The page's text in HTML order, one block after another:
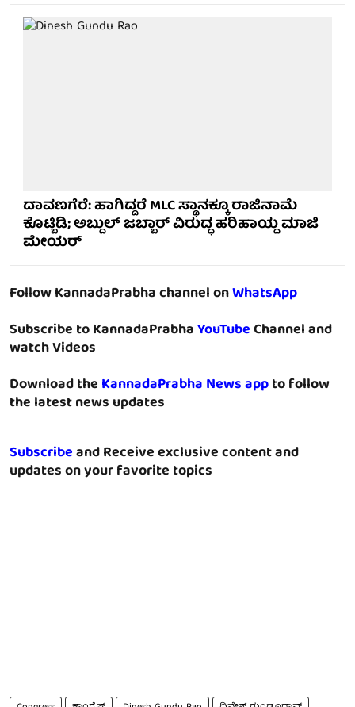
ದಾವಣಗೆರೆ: ಹಾಗಿದ್ದರೆ MLC ಸ್ಥಾನಕ್ಕೂ ರಾಜಿನಾಮೆ
ಕೊಟ್ಬಿಡಿ; ಅಬ್ದುಲ್ ಜಬ್ಬಾರ್ ವಿರುದ್ಧ ಹರಿಹಾಯ್ದ ಮಾಜಿ
ಮೇಯರ್
Follow KannadaPrabha channel onWhatsApp
Subscribe to KannadaPrabhaYouTubeChannel and
watch Videos
Download theKannadaPrabha News appto follow
the latest news updates
Subscribeand Receive exclusive content and
updates on your favorite topics